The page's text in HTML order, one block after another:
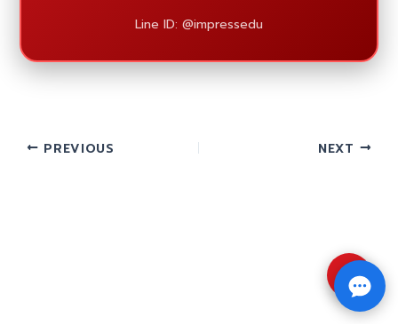
Line ID: @impressedu
PREVIOUS NEXT
⇧